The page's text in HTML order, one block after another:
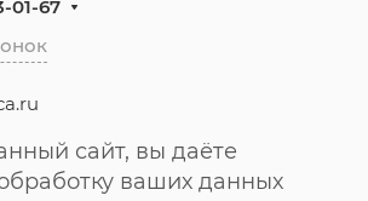
01-67
сайт, вы даёте
ваших данных